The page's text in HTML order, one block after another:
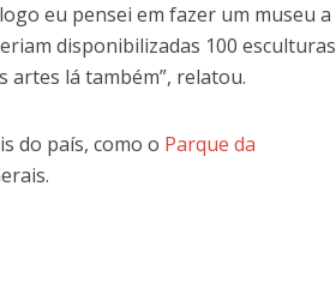
eu pensei em fazer um museu a
disponibilizadas 100 esculturas
artes lá também”, relatou.
do país, como o Parque da